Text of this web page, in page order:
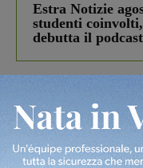
Estra Notizie
studenti
debutta il
Più lette